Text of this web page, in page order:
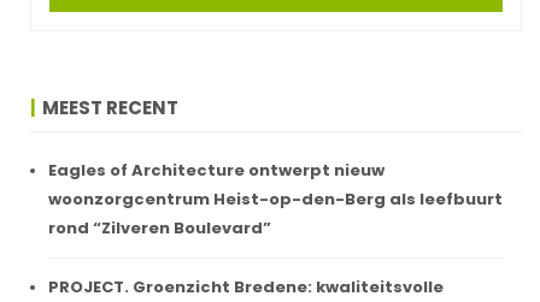
MEEST RECENT
Eagles of Architecture ontwerpt nieuw
woonzorgcentrum Heist-op-den-Berg als leefbuurt
rond “Zilveren Boulevard”
PROJECT. Groenzicht Bredene: kwaliteitsvolle